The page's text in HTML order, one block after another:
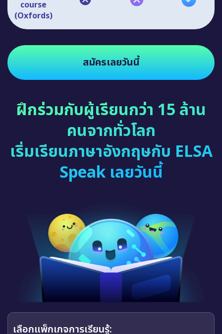
course
(Oxfords)
สมัครเลยวันนี้
ฝึกร่วมกับผู้เรียนกว่า 15 ล้าน
คนจากทั่วโลก
เริ่มเรียนภาษาอังกฤษกับ ELSA
Speak เลยวันนี้
เลือกแพ็กเกจการเรียนรู้: